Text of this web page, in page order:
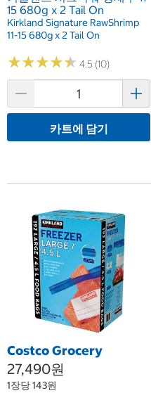
15 680g x 2 Tail On
Kirkland Signature RawShrimp
11-15 680g x 2 Tail On
★★★★★
★★★★★ 4.5 (10)
카트에 담기
Costco Grocery
27,490원
1장당 143원